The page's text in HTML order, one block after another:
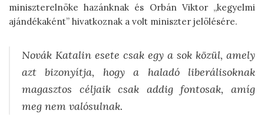
miniszterelnöke hazánknak és Orbán Viktor „kegyelmi
ajándékaként” hivatkoznak a volt miniszter jelölésére.
Novák Katalin esete csak egy a sok közül, amely
azt bizonyítja, hogy a haladó liberálisoknak
magasztos céljaik csak addig fontosak, amíg
meg nem valósulnak.